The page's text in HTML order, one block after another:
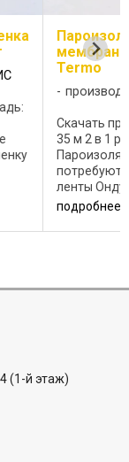
ОНДУТИС
прайс-лист
в 1 рулоне
Для
монтажные
Ондутис BL
Величина
нагрузка
(1-й этаж)